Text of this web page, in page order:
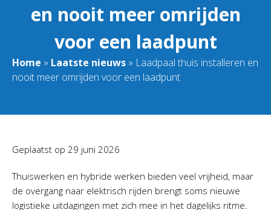
en nooit meer omrijden
voor een laadpunt
Home » Laatste nieuws » Laadpaal thuis installeren en
nooit meer omrijden voor een laadpunt
Geplaatst op 29 juni 2026
Thuiswerken en hybride werken bieden veel vrijheid, maar
de overgang naar elektrisch rijden brengt soms nieuwe
logistieke uitdagingen met zich mee in het dagelijks ritme.